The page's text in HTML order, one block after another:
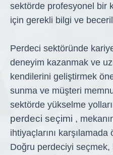
sektörde profesyonel bir
için gerekli bilgi ve
Perdeci sektöründe
deneyim kazanmak ve
kendilerini geliştirmek
sunma ve müşteri
sektörde yükselme
perdeci seçimi ,
ihtiyaçlarını
Doğru perdeciyi